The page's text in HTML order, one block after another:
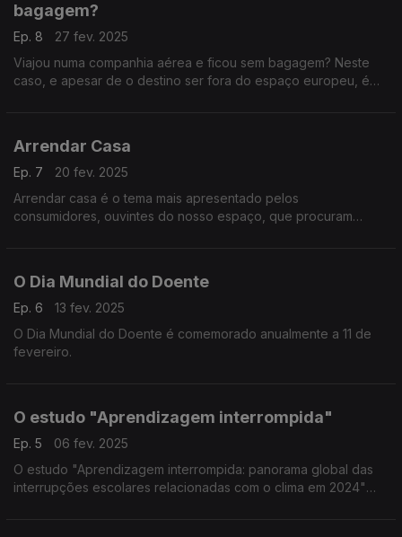
bagagem?
Ep. 8
27 fev. 2025
Viajou numa companhia aérea e ficou sem bagagem? Neste
caso, e apesar de o destino ser fora do espaço europeu, é
Arrendar Casa
Ep. 7
20 fev. 2025
Arrendar casa é o tema mais apresentado pelos
consumidores, ouvintes do nosso espaço, que procuram
O Dia Mundial do Doente
Ep. 6
13 fev. 2025
O Dia Mundial do Doente é comemorado anualmente a 11 de
fevereiro.
O estudo "Aprendizagem interrompida"
Ep. 5
06 fev. 2025
O estudo "Aprendizagem interrompida: panorama global das
interrupções escolares relacionadas com o clima em 2024"